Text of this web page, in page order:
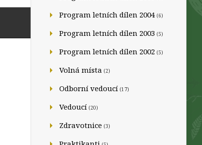
Program letních dílen 2004 (6)
Program letních dílen 2003 (5)
Program letních dílen 2002 (5)
Volná místa (2)
Odborní vedoucí (17)
Vedoucí (20)
Zdravotnice (3)